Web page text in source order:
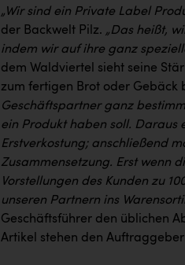
„Wir sind ein Private Label
der Backwelt Pilz. „Das heißt,
indem wir auf ihre ganz
dem Waldviertel sieht seine
zum fertigen Brot oder Gebäck
Geschäftspartner ganz
ein Produkt haben soll. Daraus
Erstverkostung; anschließend
Zusammensetzung. Erst wenn
Vorstellungen des Kunden zu
unseren Partnern ins
Geschäftsführer den üblichen
Artikel stehen den